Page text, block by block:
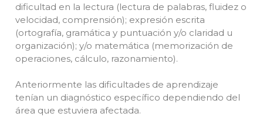
dificultad en la lectura (lectura de palabras, fluidez o
velocidad, comprensión); expresión escrita
(ortografía, gramática y puntuación y/o claridad u
organización); y/o matemática (memorización de
operaciones, cálculo, razonamiento).
Anteriormente las dificultades de aprendizaje
tenían un diagnóstico específico dependiendo del
área que estuviera afectada.